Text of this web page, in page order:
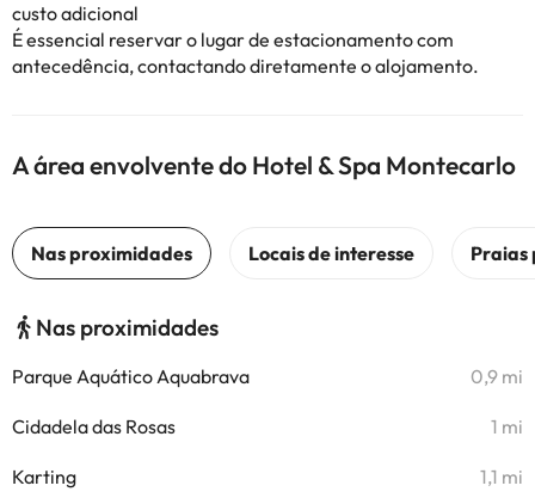
custo adicional
É essencial reservar o lugar de estacionamento com
antecedência, contactando diretamente o alojamento.
A área envolvente do Hotel & Spa Montecarlo
Nas proximidades
Parque Aquático Aquabrava 0,9 mi
Cidadela das Rosas 1 mi
Karting 1,1 mi